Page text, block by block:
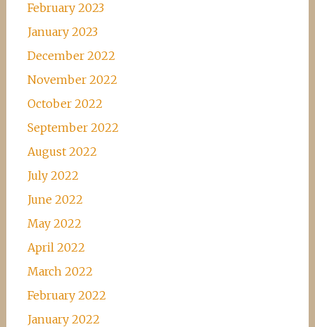
February 2023
January 2023
December 2022
November 2022
October 2022
September 2022
August 2022
July 2022
June 2022
May 2022
April 2022
March 2022
February 2022
January 2022